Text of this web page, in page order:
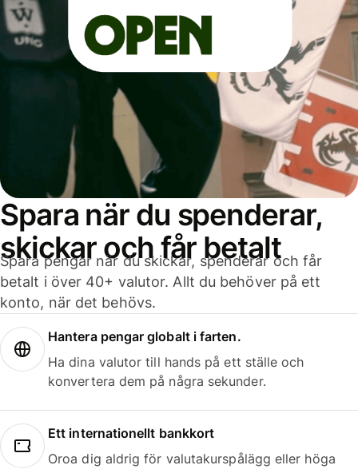
Spara när du spenderar,
skickar och får betalt
Spara pengar när du skickar, spenderar och får
betalt i över 40+ valutor. Allt du behöver på ett
konto, när det behövs.
Hantera pengar globalt i farten.
Ha dina valutor till hands på ett ställe och
konvertera dem på några sekunder.
Ett internationellt bankkort
Oroa dig aldrig för valutakurspålägg eller höga